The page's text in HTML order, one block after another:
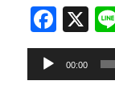
F
a
c
X
00:00